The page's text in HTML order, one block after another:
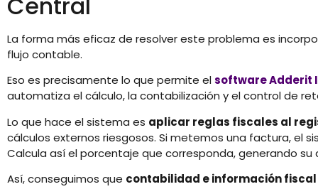
La forma más eficaz de resolver este problema es
flujo contable.
Eso es precisamente lo que permite elsoftware Adderit
automatiza el cálculo, la contabilización y el control de
Lo que hace el sistema es aplicar reglas fiscales al
cálculos externos riesgosos. Si metemos una factura, el
Calcula así el porcentaje que corresponda, generando
Así, conseguimos que contabilidad e información fiscal